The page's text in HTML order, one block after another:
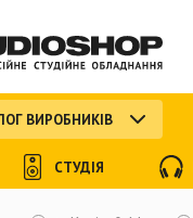
ВИРОБНИКІВ
СТУДІЯ